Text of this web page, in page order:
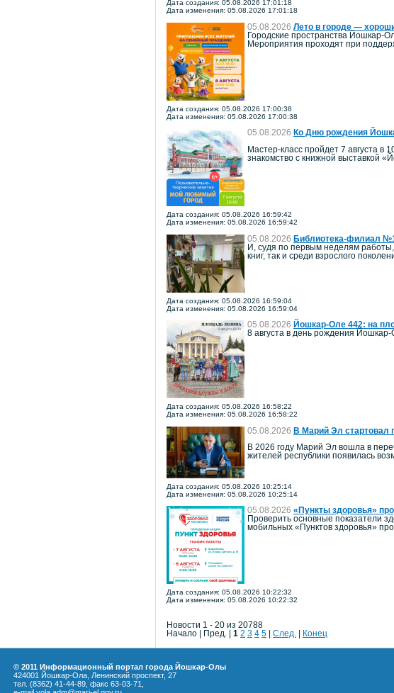
Дата создания: 05.08.2026 17:01:18
Дата изменения: 05.08.2026 17:01:18
05.08.2026 Лето в городе —
Городские пространства Йошкар-
Мероприятия проходят при
Дата создания: 05.08.2026 17:00:38
Дата изменения: 05.08.2026 17:00:38
05.08.2026 Ко Дню рождения
Мастер-класс пройдет 7 августа в
знакомство с книжной выставкой
Дата создания: 05.08.2026 16:59:42
Дата изменения: 05.08.2026 16:59:42
05.08.2026 Библиотека-филиал
И, судя по первым неделям
книг, так и среди взрослого
Дата создания: 05.08.2026 16:59:04
Дата изменения: 05.08.2026 16:59:04
05.08.2026 Йошкар-Оле 442: на
8 августа в день рождения
Дата создания: 05.08.2026 16:58:22
Дата изменения: 05.08.2026 16:58:22
05.08.2026 В Марий Эл стартовал
В 2026 году Марий Эл вошла в
жителей республики появилась
Дата создания: 05.08.2026 10:25:14
Дата изменения: 05.08.2026 10:25:14
05.08.2026 «Пункты здоровья»
Проверить основные показатели
мобильных «Пунктов здоровья»
Дата создания: 05.08.2026 10:22:32
Дата изменения: 05.08.2026 10:22:32
Новости 1 - 20 из 20788
Начало | Пред. | 1 2 3 4 5 След. Конец
© 2011 Информационный портал города Йошкар-Олы
424001 Йошкар-Ола, Ленинский проспект, 27
тел. (8362) 41-44-89, факс 63-03-71,